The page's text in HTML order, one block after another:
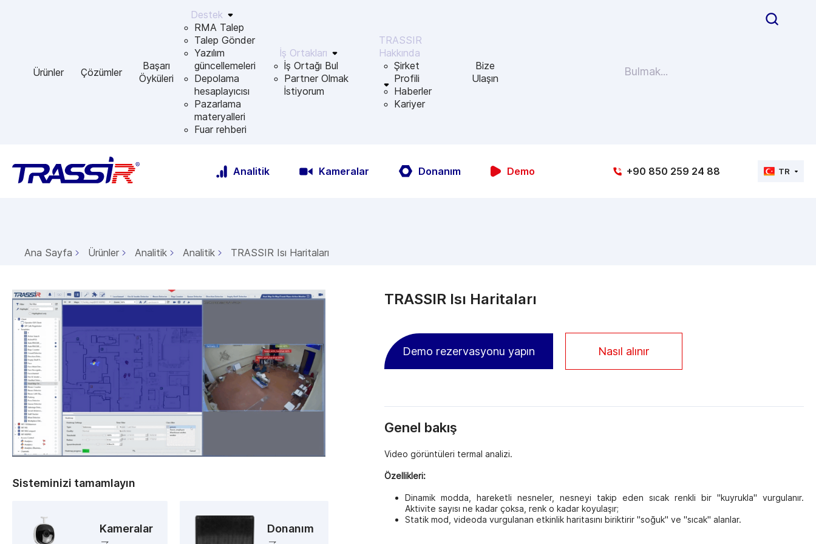
Ürünler Çözümler
Başarı
Öyküleri
Destek
RMA Talep
Talep Gönder
Yazılım
güncellemeleri
Depolama
hesaplayıcısı
Pazarlama
materyalleri
Fuar rehberi
İş Ortakları
İş Ortağı Bul
Partner Olmak
İstiyorum
TRASSIR
Hakkında
Şirket
Profili
Haberler
Kariyer
Bize
Ulaşın
Analitik Kameralar Donanım Demo +90 850 259 24 88 TR
Ana Sayfa Ürünler Analitik Analitik TRASSIR Isı Haritaları
TRASSIR Isı Haritaları
Demo rezervasyonu yapın Nasıl alınır
Genel bakış
Video görüntüleri termal analizi.
Özellikleri:
Dinamik modda, hareketli nesneler, nesneyi takip eden sıcak renkli bir "kuyrukla" vurgulanır.
Aktivite sayısı ne kadar çoksa, renk o kadar koyulaşır;
Statik mod, videoda vurgulanan etkinlik haritasını biriktirir "soğuk" ve "sıcak" alanlar.
Sisteminizi tamamlayın
Kameralar Donanım